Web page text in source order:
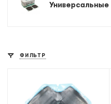
Универсальные
ФИЛЬТР